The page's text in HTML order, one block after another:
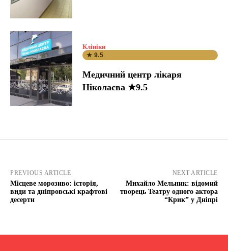
Клініки
★ 9.5
Медичний центр лікаря
Ніколаєва ★9.5
PREVIOUS ARTICLE
Місцеве морозиво: історія,
види та дніпровські крафтові
десерти
NEXT ARTICLE
Михайло Мельник: відомий
творець Театру одного актора
“Крик” у Дніпрі